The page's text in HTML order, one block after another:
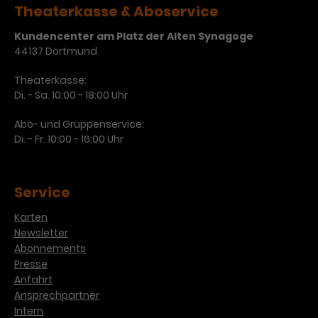
Laufzeit
Zweck
gesetztes Cookie. Bestimmte
pro Minute an Google Analytics
gesendet. Solange es gesetzt ist,
Laufzeit 3 Monate
Zweck
Remarketing-Funktionen
Anbieter
Laufzeit
Zweck
misst die Wirksamkeit von
Theaterkasse & Aboservice
Kundencenter am Platz der Alten Synagoge
44137 Dortmund
Theaterkasse:
Di. - Sa. 10:00 - 18:00 Uhr
Abo- und Gruppenservice:
Di. - Fr. 10:00 - 16:00 Uhr
Service
Karten
Newsletter
Abonnements
Presse
Anfahrt
Ansprechpartner
Intern